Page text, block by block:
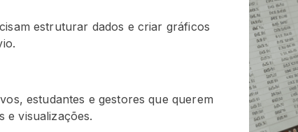
estruturar dados e criar gráficos
estudantes e gestores que querem
e visualizações.